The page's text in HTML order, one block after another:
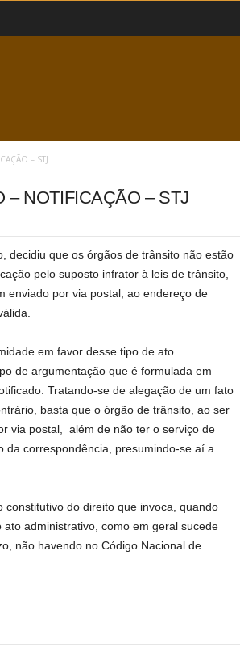
– STJ
– NOTIFICAÇÃO – STJ
decidiu que os órgãos de trânsito não estão
pelo suposto infrator à leis de trânsito,
enviado por via postal, ao endereço de
em favor desse tipo de ato
de argumentação que é formulada em
Tratando-se de alegação de um fato
basta que o órgão de trânsito, ao ser
via postal, além de não ter o serviço de
da correspondência, presumindo-se aí a
do direito que invoca, quando
administrativo, como em geral sucede
não havendo no Código Nacional de